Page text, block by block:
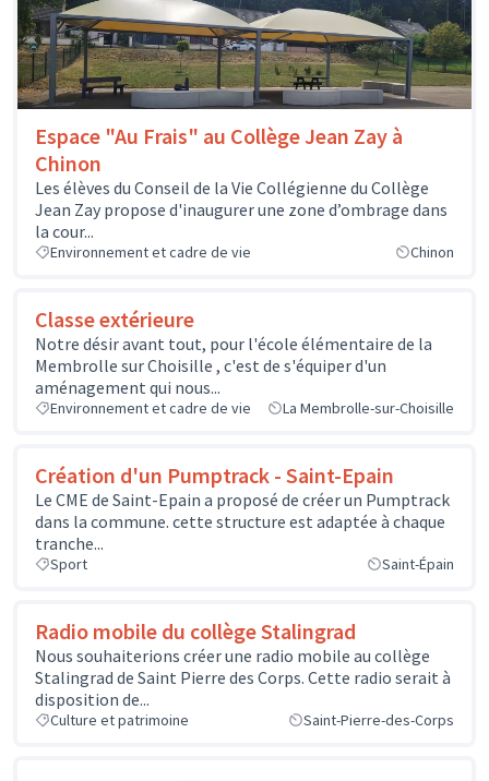
Espace "Au Frais" au Collège Jean Zay à
Chinon
Les élèves du Conseil de la Vie Collégienne du Collège
Jean Zay propose d'inaugurer une zone d’ombrage dans
la cour...
Environnement et cadre de vie Chinon
Classe extérieure
Notre désir avant tout, pour l'école élémentaire de la
Membrolle sur Choisille , c'est de s'équiper d'un
aménagement qui nous...
Environnement et cadre de vie La Membrolle-sur-Choisille
Création d'un Pumptrack - Saint-Epain
Le CME de Saint-Epain a proposé de créer un Pumptrack
dans la commune. cette structure est adaptée à chaque
tranche...
Sport Saint-Épain
Radio mobile du collège Stalingrad
Nous souhaiterions créer une radio mobile au collège
Stalingrad de Saint Pierre des Corps. Cette radio serait à
disposition de...
Culture et patrimoine Saint-Pierre-des-Corps